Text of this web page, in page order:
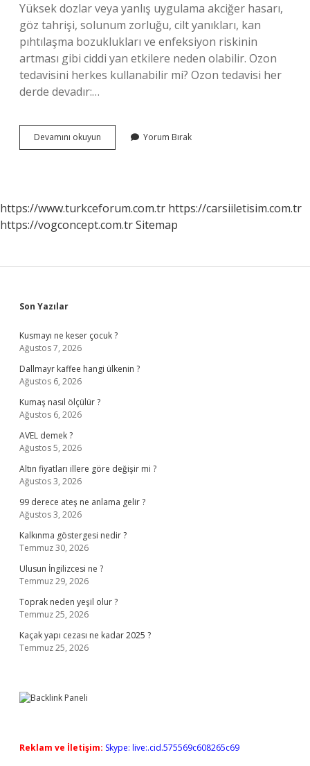
Yüksek dozlar veya yanlış uygulama akciğer hasarı,
göz tahrişi, solunum zorluğu, cilt yanıkları, kan
pıhtılaşma bozuklukları ve enfeksiyon riskinin
artması gibi ciddi yan etkilere neden olabilir. Ozon
tedavisini herkes kullanabilir mi? Ozon tedavisi her
derde devadır:…
Devamını okuyun
Terapi
Yorum Bırak
https://www.turkceforum.com.tr https://carsiiletisim.com.tr
https://vogconcept.com.trSitemap
Sidebar
Son Yazılar
Kusmayı ne keser çocuk ?
Ağustos 7, 2026
Dallmayr kaffee hangi ülkenin ?
Ağustos 6, 2026
Kumaş nasıl ölçülür ?
Ağustos 6, 2026
AVEL demek ?
Ağustos 5, 2026
Altın fiyatları illere göre değişir mi ?
Ağustos 3, 2026
99 derece ateş ne anlama gelir ?
Ağustos 3, 2026
Kalkınma göstergesi nedir ?
Temmuz 30, 2026
Ulusun İngilizcesi ne ?
Temmuz 29, 2026
Toprak neden yeşil olur ?
Temmuz 25, 2026
Kaçak yapı cezası ne kadar 2025 ?
Temmuz 25, 2026
Reklam ve İletişim: Skype: live:.cid.575569c608265c69